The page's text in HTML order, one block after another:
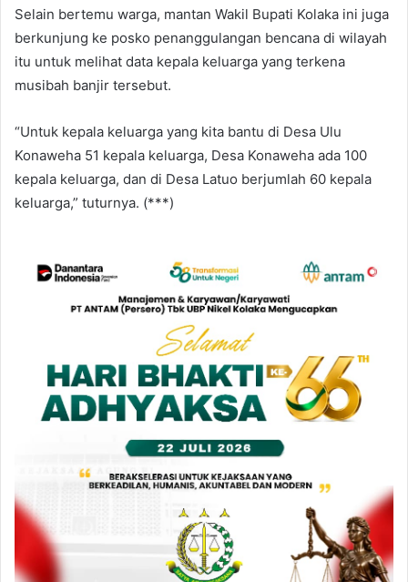
Selain bertemu warga, mantan Wakil Bupati Kolaka ini juga
berkunjung ke posko penanggulangan bencana di wilayah
itu untuk melihat data kepala keluarga yang terkena
musibah banjir tersebut.
“Untuk kepala keluarga yang kita bantu di Desa Ulu
Konaweha 51 kepala keluarga, Desa Konaweha ada 100
kepala keluarga, dan di Desa Latuo berjumlah 60 kepala
keluarga,” tuturnya. (***)